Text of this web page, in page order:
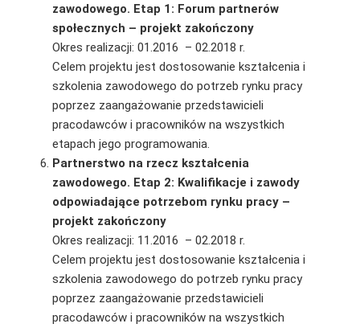
zawodowego. Etap 1: Forum partnerów
społecznych – projekt zakończony
Okres realizacji: 01.2016 – 02.2018 r.
Celem projektu jest dostosowanie kształcenia i
szkolenia zawodowego do potrzeb rynku pracy
poprzez zaangażowanie przedstawicieli
pracodawców i pracowników na wszystkich
etapach jego programowania.
Partnerstwo na rzecz kształcenia
zawodowego. Etap 2: Kwalifikacje i zawody
odpowiadające potrzebom rynku pracy –
projekt zakończony
Okres realizacji: 11.2016 – 02.2018 r.
Celem projektu jest dostosowanie kształcenia i
szkolenia zawodowego do potrzeb rynku pracy
poprzez zaangażowanie przedstawicieli
pracodawców i pracowników na wszystkich